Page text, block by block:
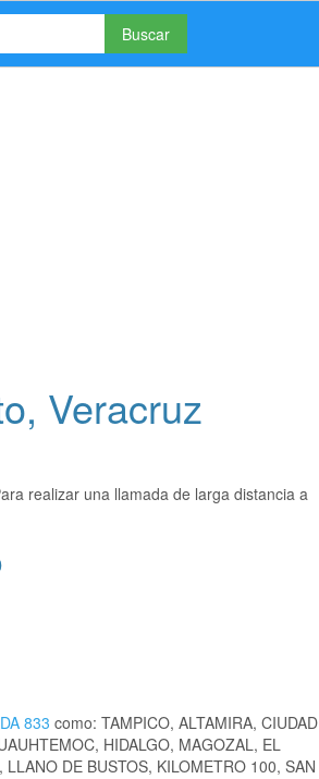
Buscar
Veracruz
realizar una llamada de larga distancia a
833 como: TAMPICO, ALTAMIRA, CIUDAD
HIDALGO, MAGOZAL, EL
DE BUSTOS, KILOMETRO 100, SAN